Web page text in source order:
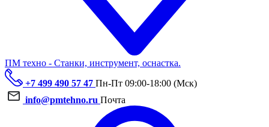
ПМ техно - Станки, инструмент, оснастка.
+7 499 490 57 47 Пн-Пт 09:00-18:00 (Мск)
info@pmtehno.ru Почта